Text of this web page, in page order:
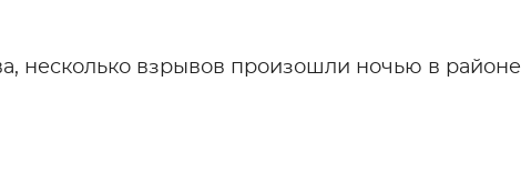
несколько взрывов произошли ночью в районе